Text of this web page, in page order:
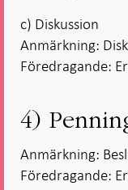
c) Diskussion
Anmärkning:
Föredragande:
4)
Anmärkning:
Föredragande: